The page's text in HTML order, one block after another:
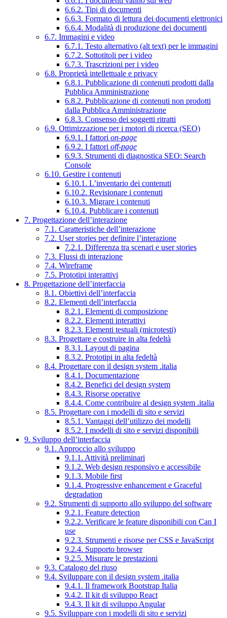
6.6.2. Tipi di documenti
6.6.3. Formato di lettura dei documenti elettronici
6.6.4. Modalità di produzione dei documenti
6.7. Immagini e video
6.7.1. Testo alternativo (alt text) per le immagini
6.7.2. Sottotitoli per i video
6.7.3. Trascrizioni per i video
6.8. Proprietà intellettuale e privacy
6.8.1. Pubblicazione di contenuti prodotti dalla
Pubblica Amministrazione
6.8.2. Pubblicazione di contenuti non prodotti
dalla Pubblica Amministrazione
6.8.3. Consenso dei soggetti ritratti
6.9. Ottimizzazione per i motori di ricerca (SEO)
6.9.1. I fattori on-page
6.9.2. I fattori off-page
6.9.3. Strumenti di diagnostica SEO: Search
Console
6.10. Gestire i contenuti
6.10.1. L’inventario dei contenuti
6.10.2. Revisionare i contenuti
6.10.3. Migrare i contenuti
6.10.4. Pubblicare i contenuti
7. Progettazione dell’interazione
7.1. Caratteristiche dell’interazione
7.2. User stories per definire l’interazione
7.2.1. Differenza tra scenari e user stories
7.3. Flussi di interazione
7.4. Wireframe
7.5. Prototipi interattivi
8. Progettazione dell’interfaccia
8.1. Obiettivi dell’interfaccia
8.2. Elementi dell’interfaccia
8.2.1. Elementi di composizione
8.2.2. Elementi interattivi
8.2.3. Elementi testuali (microtesti)
8.3. Progettare e costruire in alta fedeltà
8.3.1. Layout di pagina
8.3.2. Prototipi in alta fedeltà
8.4. Progettare con il design system .italia
8.4.1. Documentazione
8.4.2. Benefici del design system
8.4.3. Risorse operative
8.4.4. Come contribuire al design system .italia
8.5. Progettare con i modelli di sito e servizi
8.5.1. Vantaggi dell’utilizzo dei modelli
8.5.2. I modelli di sito e servizi disponibili
9. Sviluppo dell’interfaccia
9.1. Approccio allo sviluppo
9.1.1. Attività preliminari
9.1.2. Web design responsivo e accessibile
9.1.3. Mobile first
9.1.4. Progressive enhancement e Graceful
degradation
9.2. Strumenti di supporto allo sviluppo del software
9.2.1. Feature detection
9.2.2. Verificare le feature disponibili con Can I
use
9.2.3. Strumenti e risorse per CSS e JavaScript
9.2.4. Supporto browser
9.2.5. Misurare le prestazioni
9.3. Catalogo del riuso
9.4. Sviluppare con il design system .italia
9.4.1. Il framework Bootstrap Italia
9.4.2. Il kit di sviluppo React
9.4.3. Il kit di sviluppo Angular
9.5. Sviluppare con i modelli di sito e servizi